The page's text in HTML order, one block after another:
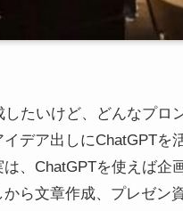
したいけど、どんなプ
イデア出しにChatGPT
、ChatGPTを使えば
ら文章作成、プレゼン